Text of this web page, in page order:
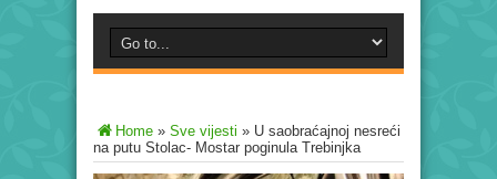
Home » Sve vijesti » U saobraćajnoj nesreći
na putu Stolac- Mostar poginula Trebinjka